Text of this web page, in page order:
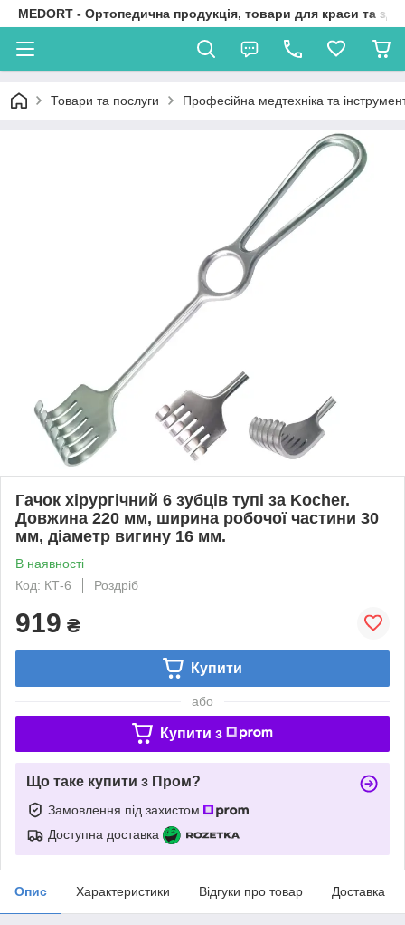
MEDORT - Ортопедична продукція, товари для краси та
Товари та послуги Професійна медтехніка та
Гачок хірургічний 6 зубців тупі за Kocher.
Довжина 220 мм, ширина робочої частини 30
мм, діаметр вигину 16 мм.
В наявності
Код: КТ-6
Роздріб
919 ₴
Купити
або
Купити з
Що таке купити з Пром?
Замовлення під захистом
Доступна доставка
Опис Характеристики Відгуки про товар Доставка